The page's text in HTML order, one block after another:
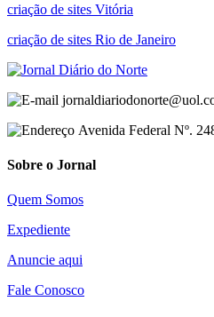
criação de sites Vitória
criação de sites Rio de Janeiro
Avenida Federal Nº.
Sobre o Jornal
Quem Somos
Expediente
Anuncie aqui
Fale Conosco